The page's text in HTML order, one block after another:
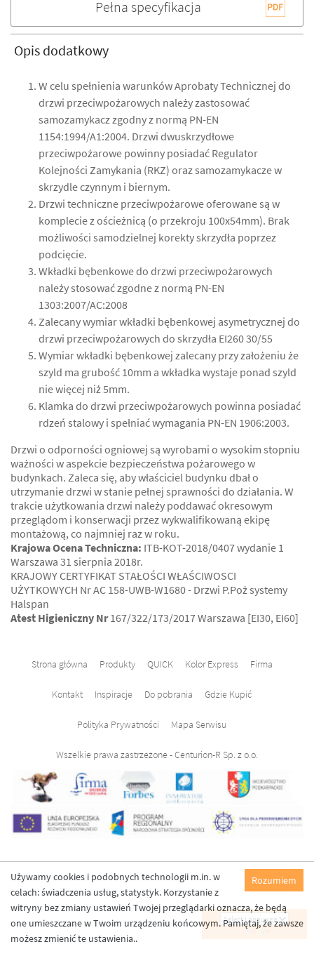
Pełna specyfikacja
Opis dodatkowy
W celu spełnienia warunków Aprobaty Technicznej do
drzwi przeciwpożarowych należy zastosować
samozamykacz zgodny z normą PN-EN
1154:1994/A1:2004. Drzwi dwuskrzydłowe
przeciwpożarowe powinny posiadać Regulator
Kolejności Zamykania (RKZ) oraz samozamykacze w
skrzydle czynnym i biernym.
Drzwi techniczne przeciwpożarowe oferowane są w
komplecie z ościeżnicą (o przekroju 100x54mm). Brak
możliwości samodzielnej korekty skrzydła poprzez
podcięcie.
Wkładki bębenkowe do drzwi przeciwpożarowych
należy stosować zgodne z normą PN-EN
1303:2007/AC:2008
Zalecany wymiar wkładki bębenkowej asymetrycznej do
drzwi przeciwpożarowych do skrzydła EI260 30/55
Wymiar wkładki bębenkowej zalecany przy założeniu że
szyld ma grubość 10mm a wkładka wystaje ponad szyld
nie więcej niż 5mm.
Klamka do drzwi przeciwpożarowych powinna posiadać
rdzeń stalowy i spełniać wymagania PN-EN 1906:2003.
Drzwi o odporności ogniowej są wyrobami o wysokim stopniu
ważności w aspekcie bezpieczeństwa pożarowego w
budynkach. Zaleca się, aby właściciel budynku dbał o
utrzymanie drzwi w stanie pełnej sprawności do działania. W
trakcie użytkowania drzwi należy poddawać okresowym
przeglądom i konserwacji przez wykwalifikowaną ekipę
montażową, co najmniej raz w roku.
Krajowa Ocena Techniczna: ITB-KOT-2018/0407 wydanie 1
Warszawa 31 sierpnia 2018r.
KRAJOWY CERTYFIKAT STAŁOŚCI WŁAŚCIWOSCI
UŻYTKOWYCH Nr AC 158-UWB-W1680 - Drzwi P.Poż systemy
Halspan
Atest Higieniczny Nr167/322/173/2017 Warszawa [EI30, EI60]
Strona główna Produkty QUICK Kolor Express Firma
Kontakt Inspiracje Do pobrania Gdzie Kupić
Polityka Prywatności Mapa Serwisu
Wszelkie prawa zastrzeżone - Centurion-R Sp. z o.o.
Powered by
Rozumiem
Używamy cookies i podobnych technologii m.in. w
celach: świadczenia usług, statystyk. Korzystanie z
witryny bez zmiany ustawień Twojej przeglądarki oznacza, że będą
one umieszczane w Twoim urządzeniu końcowym. Pamiętaj, że zawsze
możesz zmienić te ustawienia..